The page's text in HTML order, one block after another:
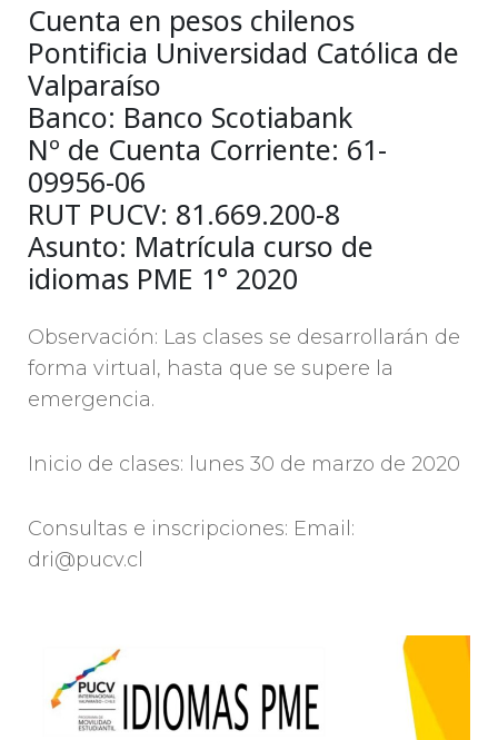
Cuenta en pesos chilenos
Pontificia Universidad Católica de
Valparaíso
Banco: Banco Scotiabank
Nº de Cuenta Corriente: 61-
09956-06
RUT PUCV: 81.669.200-8
Asunto: Matrícula curso de
idiomas PME 1° 2020
Observación: Las clases se desarrollarán de
forma virtual, hasta que se supere la
emergencia.
Inicio de clases: lunes 30 de marzo de 2020
Consultas e inscripciones: Email:
dri@pucv.cl